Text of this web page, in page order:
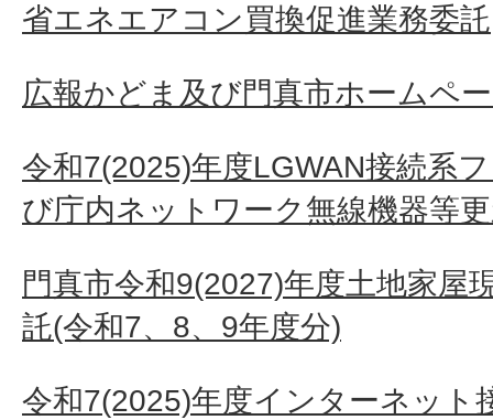
省エネエアコン買換促進業務委託
広報かどま及び門真市ホームペ
令和7(2025)年度LGWAN接続系
び庁内ネットワーク無線機器等
門真市令和9(2027)年度土地家屋
託(令和7、8、9年度分)
令和7(2025)年度インターネット